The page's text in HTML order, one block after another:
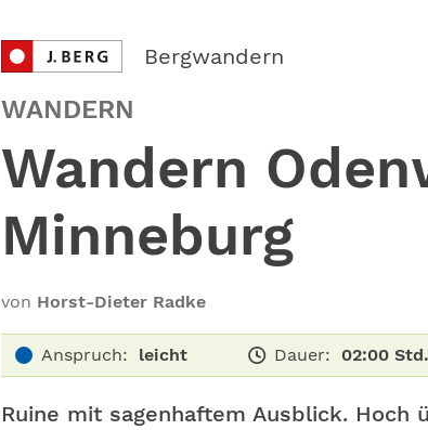
Bergwandern
WANDERN
Wandern
Minneburg
von Horst-Dieter Radke
Anspruch: leicht Dauer: 02:00 Std.
Ruine mit sagenhaftem Ausblick. Hoch